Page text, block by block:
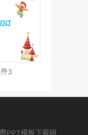
3
PPT模板下载网